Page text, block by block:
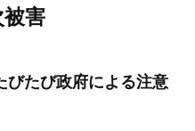
害
びたび政府による注意